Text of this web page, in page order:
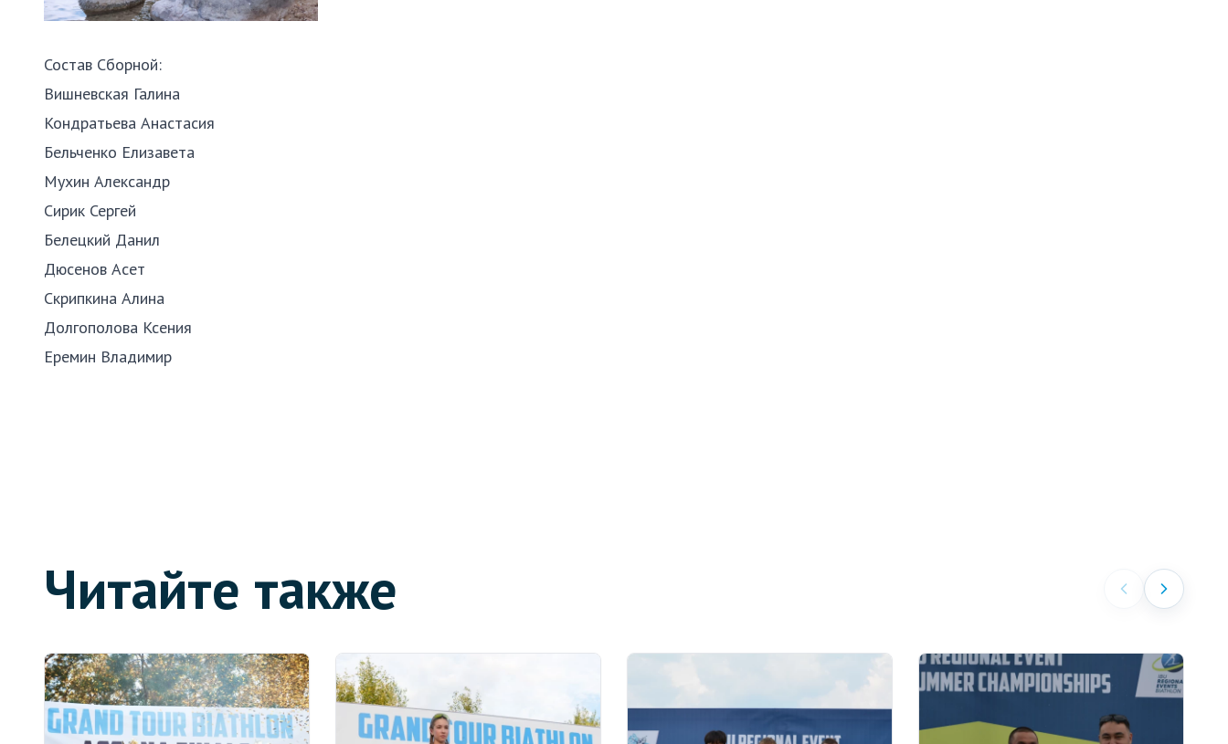
Состав Сборной:
Вишневская Галина
Кондратьева Анастасия
Бельченко Елизавета
Мухин Александр
Сирик Сергей
Белецкий Данил
Дюсенов Асет
Скрипкина Алина
Долгополова Ксения
Еремин Владимир
Читайте также